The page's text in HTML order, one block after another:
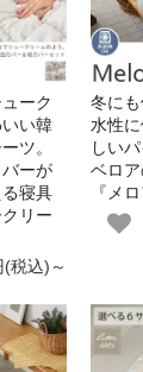
ーク
い韓
ツ。
ーが
寝具
リー
税込)～
冬に
水性
しい
ベロ
『メ